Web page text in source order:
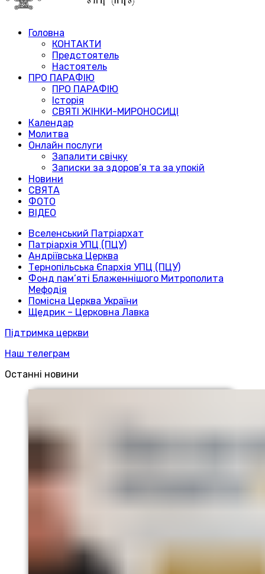
Головна
КОНТАКТИ
Предстоятель
Настоятель
ПРО ПАРАФІЮ
ПРО ПАРАФІЮ
Історія
СВЯТІ ЖІНКИ-МИРОНОСИЦІ
Календар
Молитва
Онлайн послуги
Запалити свічку
Записки за здоров’я та за упокій
Новини
СВЯТА
ФОТО
ВІДЕО
Вселенський Патріархат
Патріархія УПЦ (ПЦУ)
Андріївська Церква
Тернопільська Єпархія УПЦ (ПЦУ)
Фонд пам’яті Блаженнішого Митрополита
Мефодія
Помісна Церква України
Щедрик – Церковна Лавка
Підтримка церкви
Наш телеграм
Останні новини